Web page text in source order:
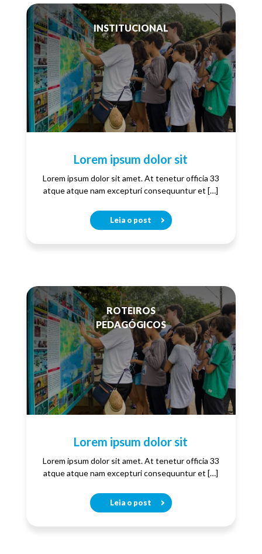
INSTITUCIONAL
Lorem ipsum dolor sit
Lorem ipsum dolor sit amet. At tenetur officia 33
atque atque nam excepturi consequuntur et […]
Leia o post
ROTEIROS
PEDAGÓGICOS
Lorem ipsum dolor sit
Lorem ipsum dolor sit amet. At tenetur officia 33
atque atque nam excepturi consequuntur et […]
Leia o post